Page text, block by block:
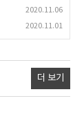
2020.11.06
2020.11.01
더 보기